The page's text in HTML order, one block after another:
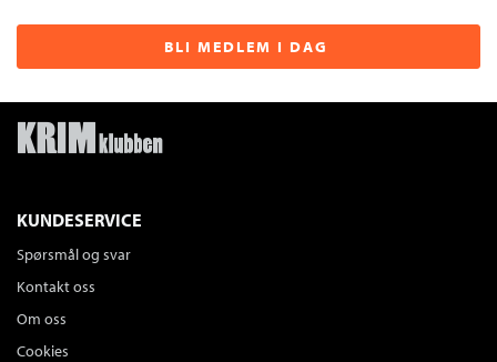
BLI MEDLEM I DAG
KUNDESERVICE
Spørsmål og svar
Kontakt oss
Om oss
Cookies